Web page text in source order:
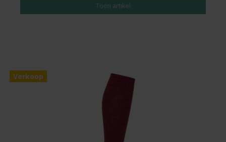
Toon artikel
Verkoop